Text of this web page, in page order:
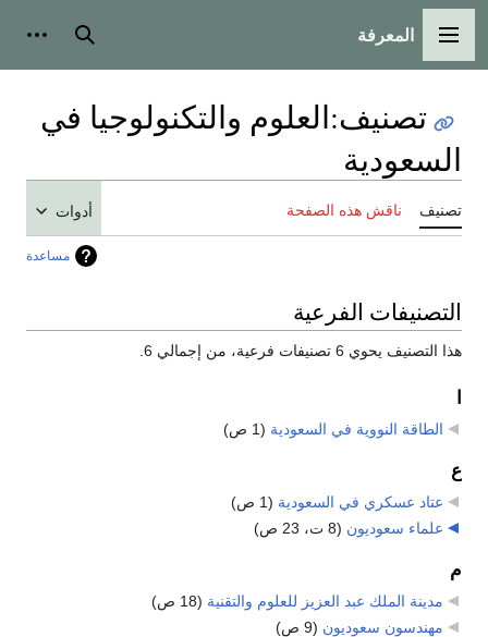
القائمة الرئيسية
المعرفة بحث
تصنيف:العلوم والتكنولوجيا في
السعودية
تصنيف ناقش هذه الصفحة أدوات
مساعدة
التصنيفات الفرعية
هذا التصنيف يحوي 6 تصنيفات فرعية، من إجمالي 6.
الطاقة النووية في السعودية (1 ص)
ع
عتاد عسكري في السعودية (1 ص)
علماء سعوديون (8 ت، 23 ص)
م
مدينة الملك عبد العزيز للعلوم والتقنية (18 ص)
مهندسون سعوديون (9 ص)